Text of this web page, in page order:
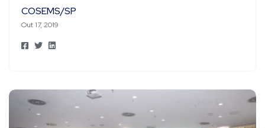
COSEMS/SP
Out 17, 2019